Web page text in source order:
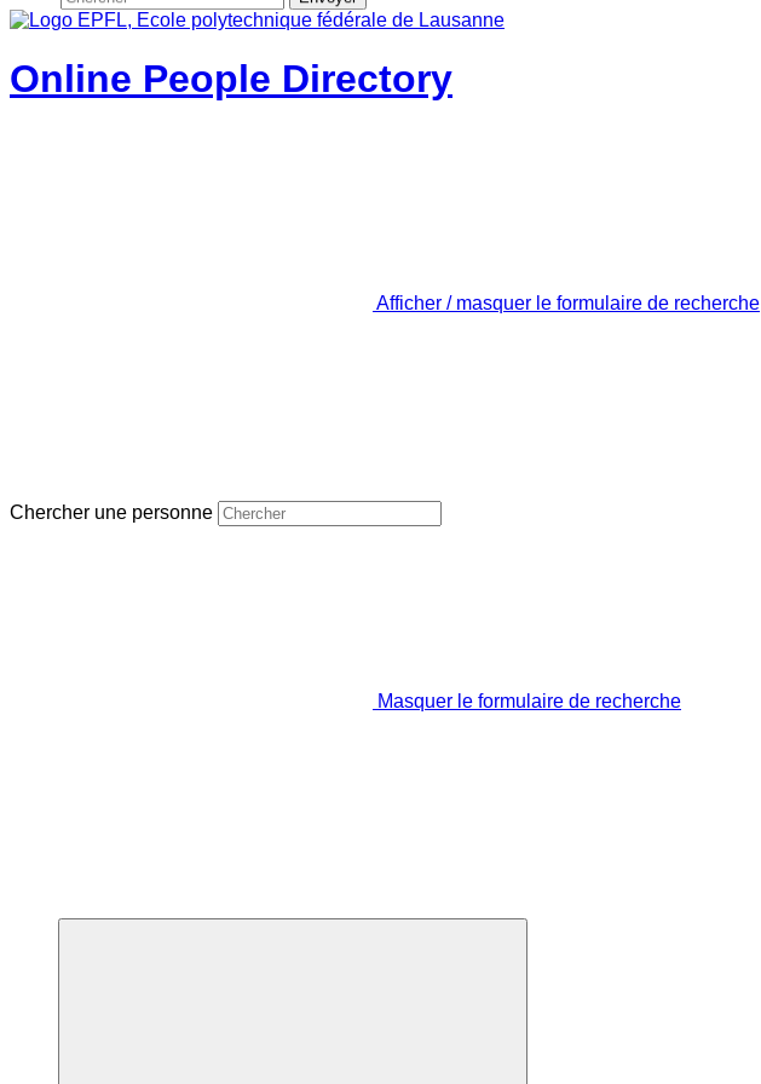
Online People Directory
Afficher / masquer le formulaire de recherche
Chercher une personne
Masquer le formulaire de recherche